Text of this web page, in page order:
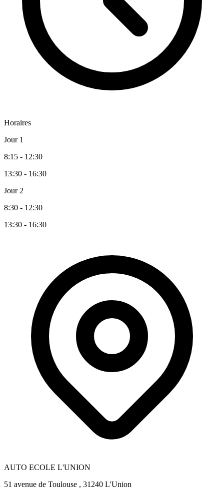
Horaires
Jour 1
8:15 - 12:30
13:30 - 16:30
Jour 2
8:30 - 12:30
13:30 - 16:30
AUTO ECOLE L'UNION
51 avenue de Toulouse , 31240 L'Union